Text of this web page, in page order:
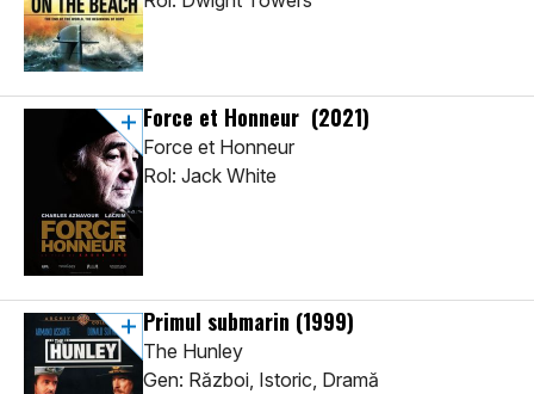
Force et Honneur (2021)
Force et Honneur
Rol: Jack White
Primul submarin (1999)
The Hunley
Gen: Război, Istoric, Dramă